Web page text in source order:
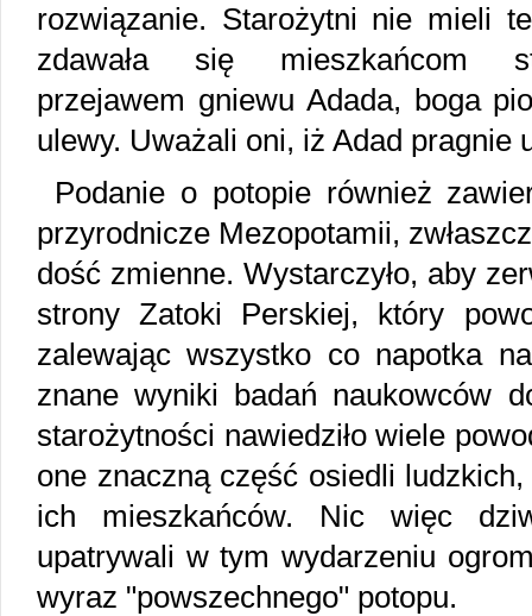
rozwiązanie. Starożytni nie mieli
zdawała się mieszkańcom
przejawem gniewu Adada, boga
ulewy. Uważali oni, iż Adad pragnie
Podanie o potopie również
przyrodnicze Mezopotamii,
dość zmienne. Wystarczyło, aby
strony Zatoki Perskiej, który
zalewając wszystko co napotka
znane wyniki badań naukowców
starożytności nawiedziło wiele
one znaczną część osiedli
ich mieszkańców. Nic więc
upatrywali w tym wydarzeniu
wyraz "powszechnego" potopu.